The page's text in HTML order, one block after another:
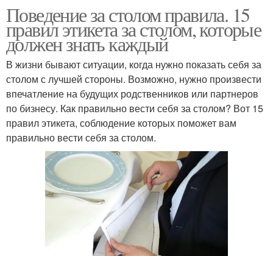
Поведение за столом правила. 15
правил этикета за столом, которые
должен знать каждый
В жизни бывают ситуации, когда нужно показать себя за
столом с лучшей стороны. Возможно, нужно произвести
впечатление на будущих родственников или партнеров
по бизнесу. Как правильно вести себя за столом? Вот 15
правил этикета, соблюдение которых поможет вам
правильно вести себя за столом.